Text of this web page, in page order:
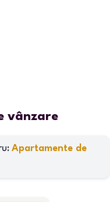
vânzare
Apartamente de